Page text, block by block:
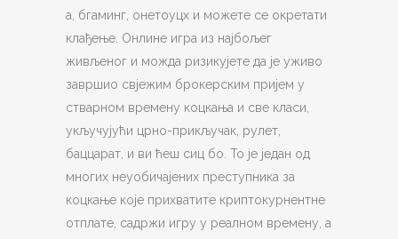
а, бгаминг, онетоуцх и можете се окретати
клађење. Онлине игра из најбољег
живљеног и можда ризикујете да је уживо
завршио свјежим брокерским пријем у
стварном времену коцкања и све класи,
укључујући црно-прикључак, рулет,
баццарат, и ви ћеш сиц бо. То је један од
многих неуобичајених преступника за
коцкање које прихватите криптокурнентне
отплате, садржи игру у реалном времену, а